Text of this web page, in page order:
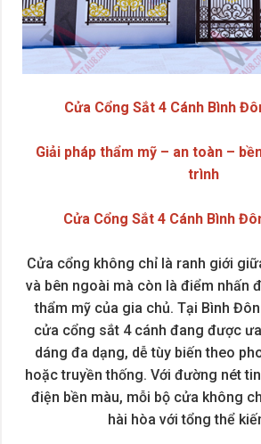
Cửa Cổng Sắt 4 Cánh Bình
Giải pháp thẩm mỹ – an toàn –
trình
Cửa Cổng Sắt 4 Cánh Bình
Cửa cổng không chỉ là ranh giới
và bên ngoài mà còn là điểm nhấn
thẩm mỹ của gia chủ. Tại Bình
cửa cổng sắt 4 cánh đang được
dáng đa dạng, dễ tùy biến theo
hoặc truyền thống. Với đường nét
điện bền màu, mỗi bộ cửa không
hài hòa với tổng thể